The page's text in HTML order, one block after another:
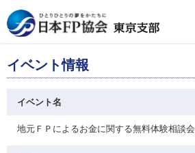
イベント情報
イベント名
地元ＦＰによるお金に関する無料体験相談会